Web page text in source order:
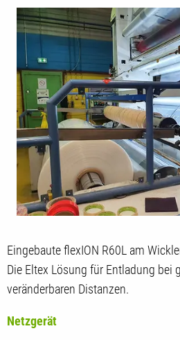
Eingebaute flexION R60L am
Die Eltex Lösung für Entladung bei
veränderbaren Distanzen.
Netzgerät